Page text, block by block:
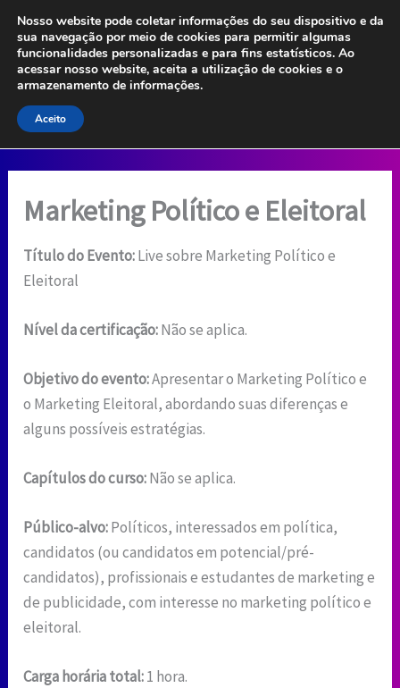
para
conteúdo
Marketing Político e Eleitoral
Título do Evento:Live sobre Marketing Político e
Eleitoral
Nível da certificação:Não se aplica.
Objetivo do evento:Apresentar o Marketing Político e
o Marketing Eleitoral, abordando suas diferenças e
alguns possíveis estratégias.
Capítulos do curso:Não se aplica.
Público-alvo:Políticos, interessados em política,
candidatos (ou candidatos em potencial/pré-
candidatos), profissionais e estudantes de marketing e
de publicidade, com interesse no marketing político e
eleitoral.
Carga horária total:1 hora.
Nosso website pode coletar informações do seu dispositivo e da
sua navegação por meio de cookies para permitir algumas
funcionalidades personalizadas e para fins estatísticos. Ao
acessar nosso website, aceita a utilização de cookies e o
armazenamento de informações.
Aceito